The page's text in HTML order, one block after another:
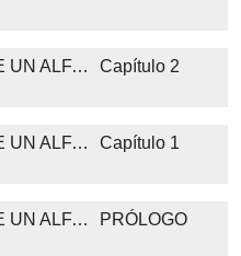
EMBARAZADA DE UN ALFA POR ACCIDENTE Capítulo 2
EMBARAZADA DE UN ALFA POR ACCIDENTE Capítulo 1
EMBARAZADA DE UN ALFA POR ACCIDENTE PRÓLOGO